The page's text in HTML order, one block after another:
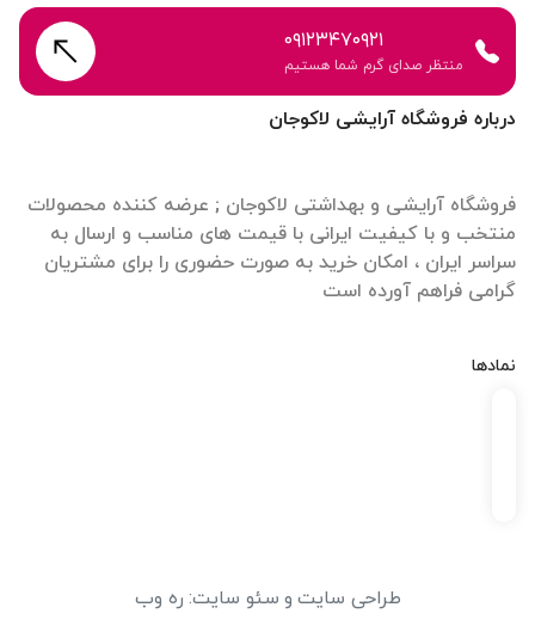
درباره فروشگاه آرایشی لاکوجان
فروشگاه آرایشی و بهداشتی لاکوجان ; عرضه کننده محصولات
منتخب و با کیفیت ایرانی با قیمت های مناسب و ارسال به
سراسر ایران ، امکان خرید به صورت حضوری را برای مشتریان
گرامی فراهم آورده است
نمادها
۰۹۱۲۳۴۷۰۹۲۱
منتظر صدای گرم شما هستیم
طراحی سایت و سئو سایت: ره وب